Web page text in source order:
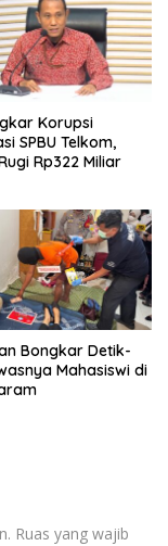
Korupsi
SPBU Telkom,
Rp322 Miliar
Bongkar Detik-
Mahasiswi di
Ruas yang wajib